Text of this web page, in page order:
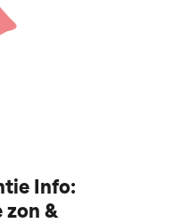
Info:
zon &